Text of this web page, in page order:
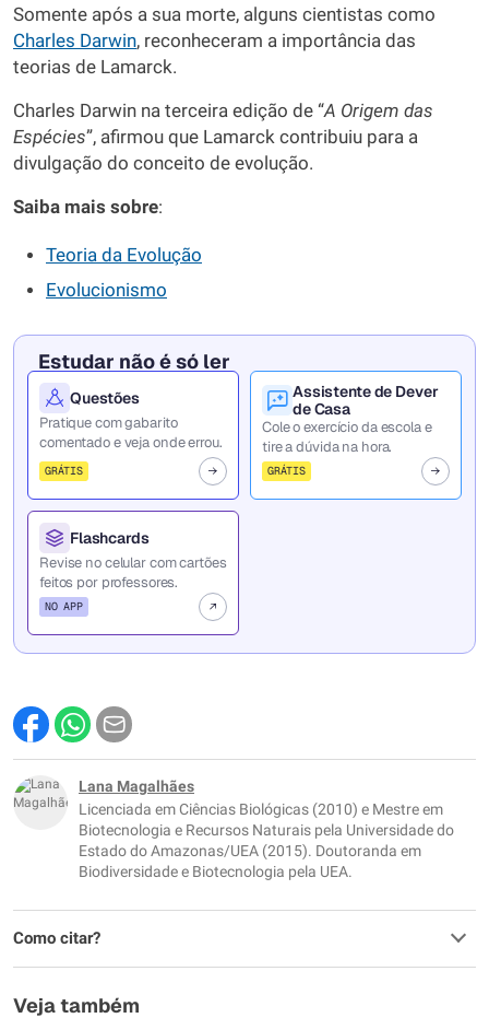
Somente após a sua morte, alguns cientistas como
Charles Darwin, reconheceram a importância das
teorias de Lamarck.
Charles Darwin na terceira edição de “A Origem das
Espécies”, afirmou que Lamarck contribuiu para a
divulgação do conceito de evolução.
Saiba mais sobre:
Teoria da Evolução
Evolucionismo
Estudar não é só ler
Questões
Pratique com gabarito
comentado e veja onde errou.
GRÁTIS
Assistente de Dever
de Casa
Cole o exercício da escola e
tire a dúvida na hora.
GRÁTIS
Flashcards
Revise no celular com cartões
feitos por professores.
NO APP
Lana Magalhães
Licenciada em Ciências Biológicas (2010) e Mestre em
Biotecnologia e Recursos Naturais pela Universidade do
Estado do Amazonas/UEA (2015). Doutoranda em
Biodiversidade e Biotecnologia pela UEA.
Como citar?
Veja também